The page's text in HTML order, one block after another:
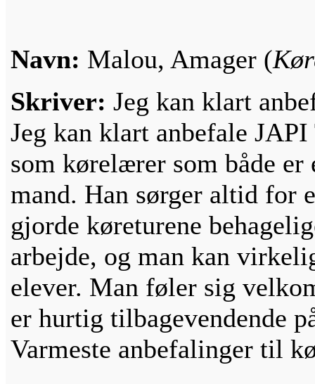
Navn: Malou, Amager (
Skriver: Jeg kan klart
Jeg kan klart anbefale
som kørelærer som både
mand. Han sørger altid
gjorde køreturene
arbejde, og man kan
elever. Man føler sig
er hurtig tilbagevendende
Varmeste anbefalinger til